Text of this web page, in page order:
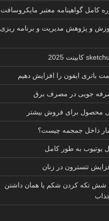
و پژوهش مدیریت و برنامه ریزی
باتری ایفون را افزایش دهیم
صرفه جویی در مصرف برق
محصول برای فروش بیشتر
داخل جمجمه چیست؟
به طور کامل
تتسترون در زنان
شش تکه کردن شکم یا همان داشتن